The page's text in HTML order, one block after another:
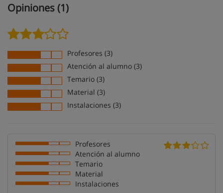
Opiniones (1)
Profesores (3)
Atención al alumno (3)
Temario (3)
Material (3)
Instalaciones (3)
Profesores
Atención al alumno
Temario
Material
Instalaciones